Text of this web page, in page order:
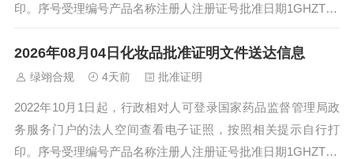
印。序号受理编号产品名称注册人注册证号批准日期1GHZTX2
601589瑞芬美白祛斑素颜...
2026年08月04日化妆品批准证明文件送达信息
绿翊合规 4天前 批准证明
2022年10月1日起，行政相对人可登录国家药品监督管理局政
务服务门户的法人空间查看电子证照，按照相关提示自行打
印。序号受理编号产品名称注册人注册证号批准日期1GHZTX2